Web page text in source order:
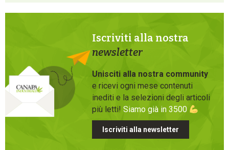
Iscriviti alla nostra
newsletter
Unisciti alla nostra community
e ricevi ogni mese contenuti
inediti e la selezioni degli articoli
più letti! Siamo già in 3500
Iscriviti alla newsletter